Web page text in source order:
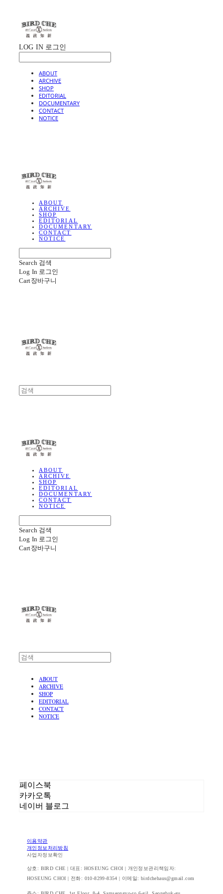
LOG IN 로그인
ABOUT
ARCHIVE
SHOP
EDITORIAL
DOCUMENTARY
CONTACT
NOTICE
ABOUT
ARCHIVE
SHOP
EDITORIAL
DOCUMENTARY
CONTACT
NOTICE
Search 검색
Log In 로그인
Cart장바구니
ABOUT
ARCHIVE
SHOP
EDITORIAL
DOCUMENTARY
CONTACT
NOTICE
Search 검색
Log In 로그인
Cart장바구니
ABOUT
ARCHIVE
SHOP
EDITORIAL
CONTACT
NOTICE
페이스북
카카오톡
네이버 블로그
이용약관
개인정보처리방침
사업자정보확인
상호: BIRD CHE | 대표: HOSEUNG CHOI | 개인정보관리책임자:
HOSEUNG CHOI | 전화: 010-8299-8354 | 이메일: birdchehaus@gmail.com